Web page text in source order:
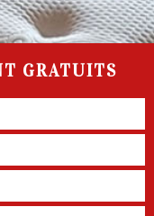
GRATUITS